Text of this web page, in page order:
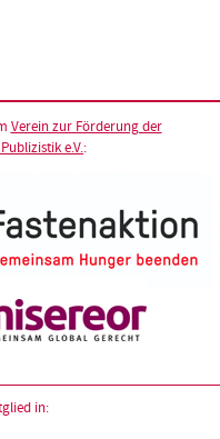
Verein zur Förderung der
e.V.:
in: